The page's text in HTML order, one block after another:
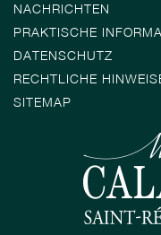
NACHRICHTEN
PRAKTISCHE
DATENSCHUTZ
RECHTLICHE
SITEMAP